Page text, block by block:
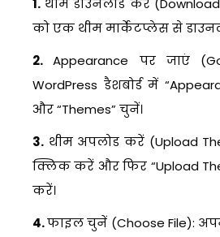
को एक थीम मार्केटप्लेस से
2.Appearance पर जाएं
WordPress डैशबोर्ड में
और “Themes” चुनें।
3. थीम अपलोड करें (Upload
क्लिक करें और फिर “Upload
करें।
4.फाइल चुनें (Choose File):